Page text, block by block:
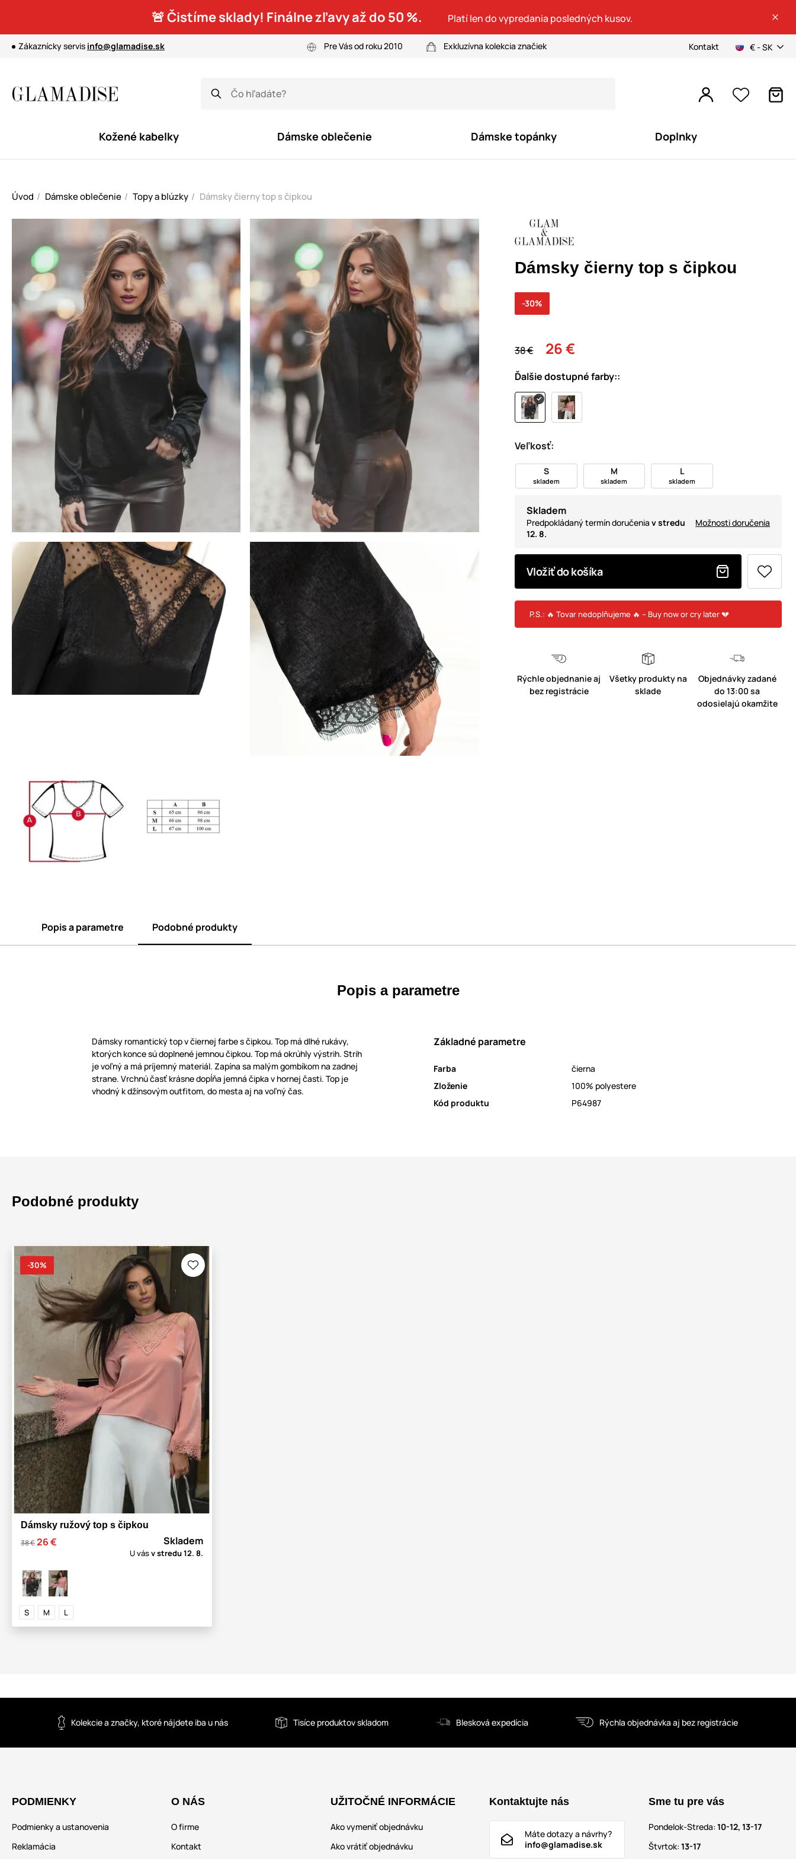
🚨 Čistíme sklady! Finálne zľavy až do 50 %. Platí len do vypredania posledných kusov.
Zákaznícky servis info@glamadise.sk Pre Vás od roku 2010 Exkluzívna kolekcia značiek Kontakt € - SK
Kožené kabelky Dámske oblečenie Dámske topánky Doplnky
Úvod Dámske oblečenie Topy a blúzky Dámsky čierny top s čipkou
Dámsky čierny top s čipkou
38 € 26 €
-30%
Ďalšie dostupné farby::
Veľkosť:
S
skladem
M
skladem
L
skladem
Skladem
Predpokládaný termín doručenia v stredu
12. 8.
Možnosti doručenia
Vložiť do košíka
P.S.: 🔥 Tovar nedoplňujeme 🔥 – Buy now or cry later 💔
Rýchle objednanie aj
bez registrácie
Všetky produkty na
sklade
Objednávky zadané
do 13:00 sa
odosielajú okamžite
Popis a parametre Podobné produkty
Popis a parametre
Dámsky romantický top v čiernej farbe s čipkou. Top má dlhé rukávy,
ktorých konce sú doplnené jemnou čipkou. Top má okrúhly výstrih. Strih
je voľný a má príjemný materiál. Zapína sa malým gombíkom na zadnej
strane. Vrchnú časť krásne dopĺňa jemná čipka v hornej časti. Top je
vhodný k džínsovým outfitom, do mesta aj na voľný čas.
Základné parametre
Farba
čierna
Zloženie
100% polyestere
Kód produktu
P64987
Podobné produkty
-30%
Dámsky ružový top s čipkou
38 €26 € Skladem
U vásv stredu12. 8.
S M L
Kolekcie a značky, ktoré nájdete iba u nás Tisíce produktov skladom Blesková expedícia Rýchla objednávka aj bez registrácie
PODMIENKY
Podmienky a ustanovenia
Reklamácia
O NÁS
O firme
Kontakt
UŽITOČNÉ INFORMÁCIE
Ako vymeniť objednávku
Ako vrátiť objednávku
Kontaktujte nás
Máte dotazy a návrhy?
info@glamadise.sk
Sme tu pre vás
Pondelok-Streda:10-12, 13-17
Štvrtok:13-17